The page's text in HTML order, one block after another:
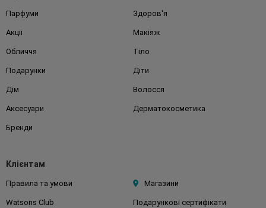
Парфуми Здоров'я
Акції Макіяж
Обличчя Тіло
Подарунки Діти
Дім Волосся
Аксесуари Дерматокосметика
Бренди
Клієнтам
Правила та умови Магазини
Watsons Club Подарункові сертифікати